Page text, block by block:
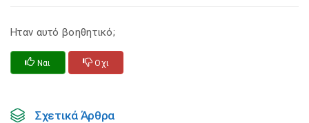
Ηταν αυτό βοηθητικό;
Ναι Οχι
Σχετικά Άρθρα